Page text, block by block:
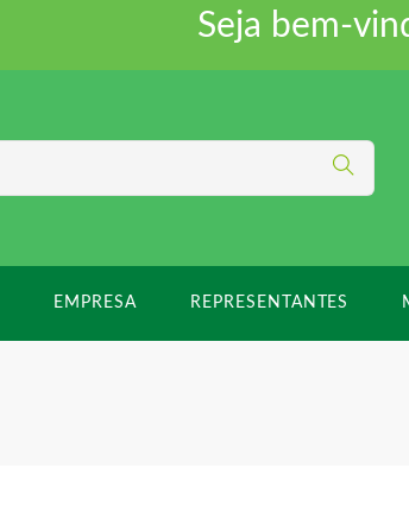
Seja bem-
EMPRESA REPRESENTANTES